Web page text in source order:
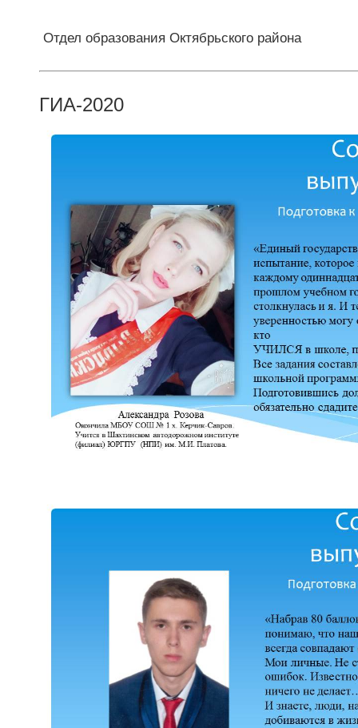
Отдел образования Октябрьского района
ГИА-2020